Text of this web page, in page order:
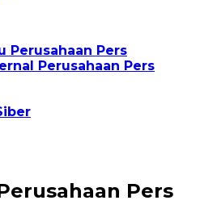
Perusahaan Pers
Perusahaan Pers
Pers